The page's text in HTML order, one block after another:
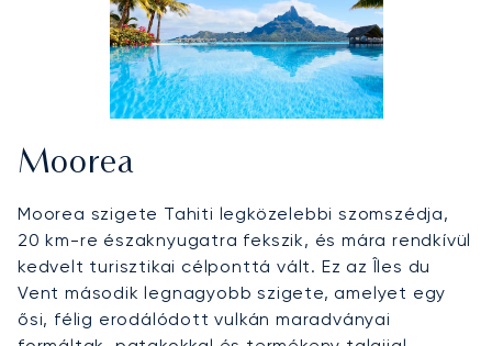
Moorea
Moorea szigete Tahiti legközelebbi szomszédja,
20 km-re északnyugatra fekszik, és mára rendkívül
kedvelt turisztikai célponttá vált. Ez az Îles du
Vent második legnagyobb szigete, amelyet egy
ősi, félig erodálódott vulkán maradványai